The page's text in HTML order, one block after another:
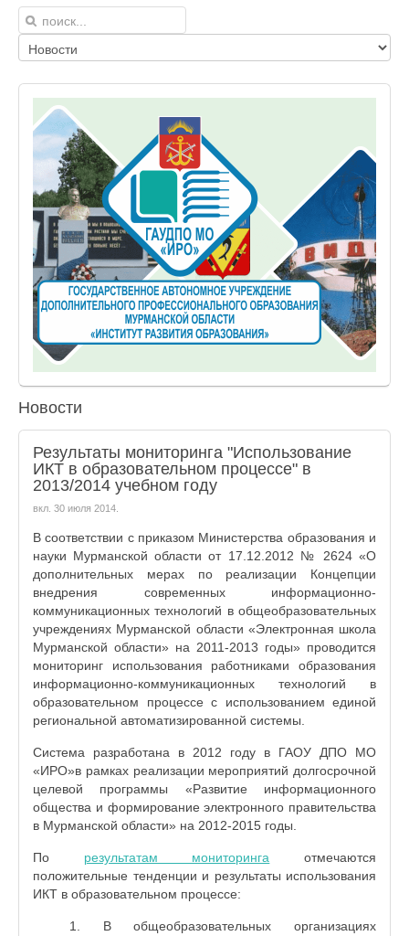
Новости
Результаты мониторинга "Использование
ИКТ в образовательном процессе" в
2013/2014 учебном году
вкл. 30 июля 2014
В соответствии с приказом Министерства образования и
науки Мурманской области от 17.12.2012 № 2624 «О
дополнительных мерах по реализации Концепции
внедрения современных информационно-
коммуникационных технологий в общеобразовательных
учреждениях Мурманской области «Электронная школа
Мурманской области» на 2011-2013 годы» проводится
мониторинг использования работниками образования
информационно-коммуникационных технологий в
образовательном процессе с использованием единой
региональной автоматизированной системы.
Система разработана в 2012 году в ГАОУ ДПО МО
«ИРО»в рамках реализации мероприятий долгосрочной
целевой программы «Развитие информационного
общества и формирование электронного правительства
в Мурманской области» на 2012-2015 годы.
По результатам мониторинга отмечаются
положительные тенденции и результаты использования
ИКТ в образовательном процессе:
1. В общеобразовательных организациях